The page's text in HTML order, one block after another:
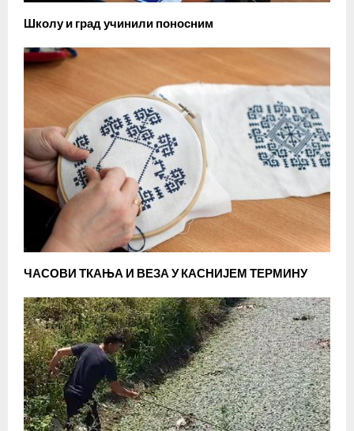
Школу и град учинили поносним
ЧАСОВИ ТКАЊА И ВЕЗА У КАСНИЈЕМ ТЕРМИНУ